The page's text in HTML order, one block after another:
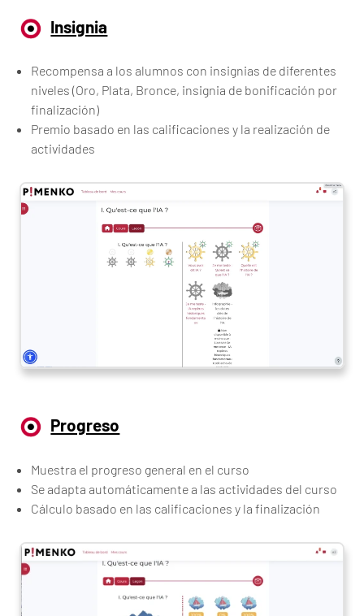
Insignia
Recompensa a los alumnos con insignias de diferentes
niveles (Oro, Plata, Bronce, insignia de bonificación por
finalización)
Premio basado en las calificaciones y la realización de
actividades
Progreso
Muestra el progreso general en el curso
Se adapta automáticamente a las actividades del curso
Cálculo basado en las calificaciones y la finalización